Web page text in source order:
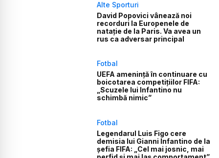
Alte Sporturi
David Popovici vânează noi
recorduri la Europenele de
natație de la Paris. Va avea un
rus ca adversar principal
Fotbal
UEFA amenință în continuare cu
boicotarea competițiilor FIFA:
„Scuzele lui Infantino nu
schimbă nimic”
Fotbal
Legendarul Luis Figo cere
demisia lui Gianni Infantino de la
șefia FIFA: „Cel mai josnic, mai